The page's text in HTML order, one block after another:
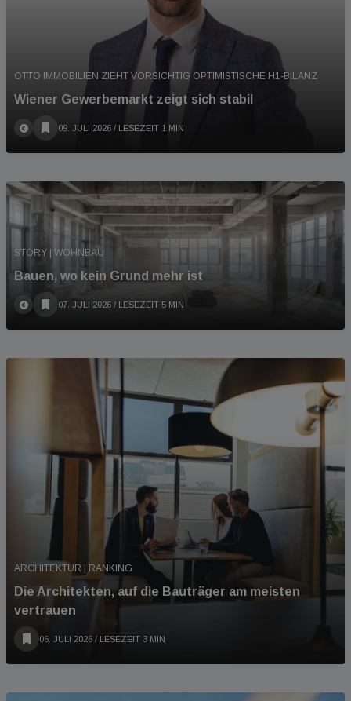
OTTO IMMOBILIEN ZIEHT VORSICHTIG OPTIMISTISCHE H1-BILANZ
Wiener Gewerbemarkt zeigt sich stabil
09. JULI 2026 / LESEZEIT 1 MIN
STORY | WOHNBAU
Bauen, wo kein Grund mehr ist
07. JULI 2026 / LESEZEIT 5 MIN
ARCHITEKTUR | RANKING
Die Architekten, auf die Bauträger am meisten
vertrauen
06. JULI 2026 / LESEZEIT 3 MIN